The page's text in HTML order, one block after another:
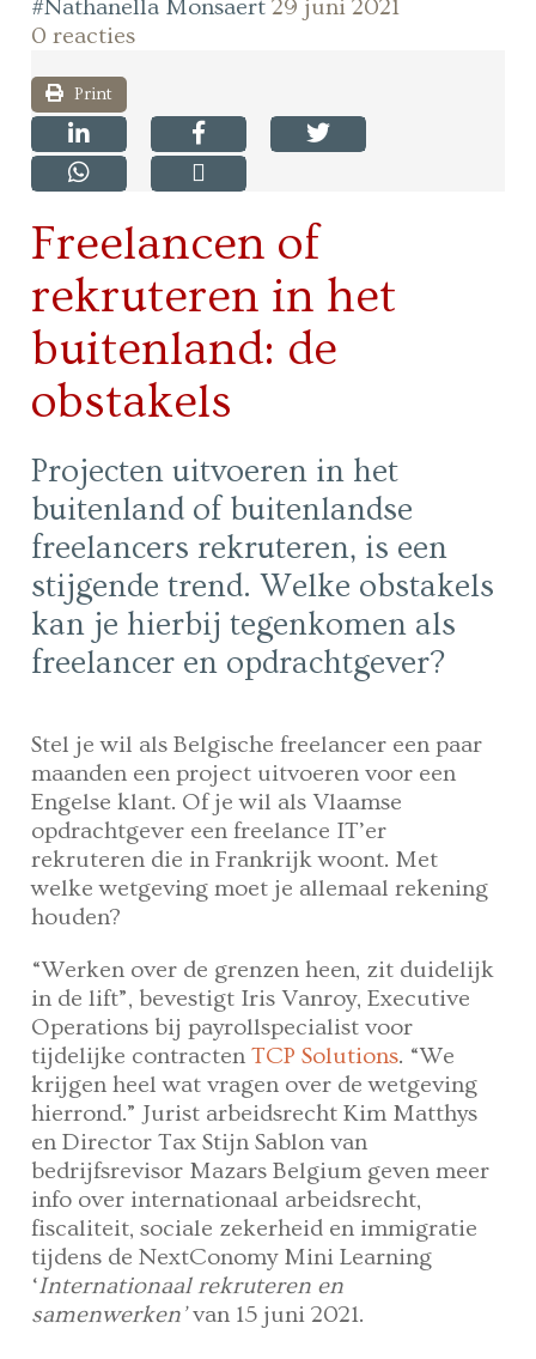
#Nathanella Monsaert 29 juni 2021
0 reacties
Print
Freelancen of
rekruteren in het
buitenland: de
obstakels
Projecten uitvoeren in het
buitenland of buitenlandse
freelancers rekruteren, is een
stijgende trend. Welke obstakels
kan je hierbij tegenkomen als
freelancer en opdrachtgever?
Stel je wil als Belgische freelancer een paar
maanden een project uitvoeren voor een
Engelse klant. Of je wil als Vlaamse
opdrachtgever een freelance IT’er
rekruteren die in Frankrijk woont. Met
welke wetgeving moet je allemaal rekening
houden?
“Werken over de grenzen heen, zit duidelijk
in de lift”, bevestigt Iris Vanroy, Executive
Operations bij payrollspecialist voor
tijdelijke contractenTCP Solutions. “We
krijgen heel wat vragen over de wetgeving
hierrond.” Jurist arbeidsrecht Kim Matthys
en Director Tax Stijn Sablon van
bedrijfsrevisor Mazars Belgium geven meer
info over internationaal arbeidsrecht,
fiscaliteit, sociale zekerheid en immigratie
tijdens de NextConomy Mini Learning
‘Internationaal rekruteren en
samenwerken’van 15 juni 2021.